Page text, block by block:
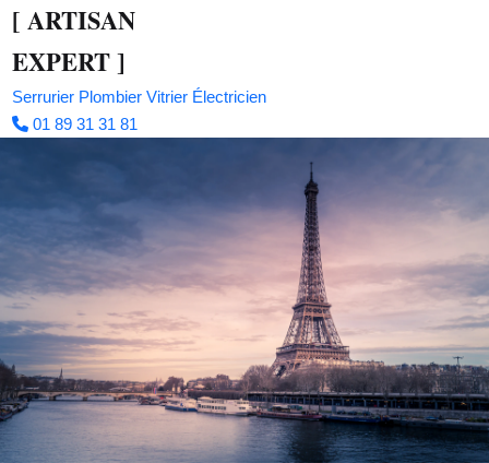
[ ARTISAN
EXPERT]
Serrurier Plombier Vitrier Électricien
01 89 31 31 81